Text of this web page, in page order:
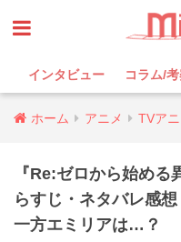
インタビュー コラム/
ホーム アニメ TVアニ
『Re:ゼロから始め
らすじ・ネタバレ感
一方エミリアは…？